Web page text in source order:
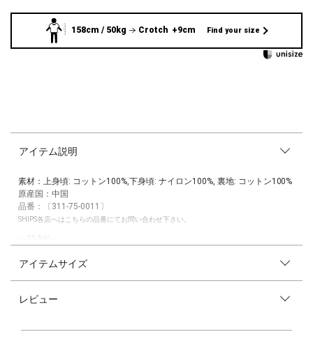
158cm / 50kg Crotch +9cm Find your size
アイテム説明
素材：上身頃: コットン100%,下身頃: ナイロン100%, 裏地: コットン100%
原産国：中国
品番：〔311-75-0011〕
SHIPS各店へはこちらの品番にてお問い合わせ下さい。
今シーズントレンドのバブルヘムのトップスはハニカム素材とメモリータ
を持たせた1枚で様になるトップスに仕上がりました。
アイテムサイズ
レビュー